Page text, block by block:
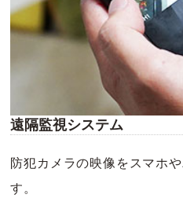
遠隔監視システム
防犯カメラの映像をスマホ
す。